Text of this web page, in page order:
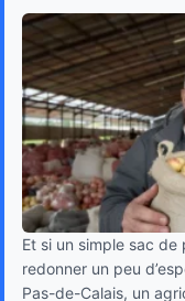
Et si un simple sac
redonner un peu
Pas-de-Calais, un